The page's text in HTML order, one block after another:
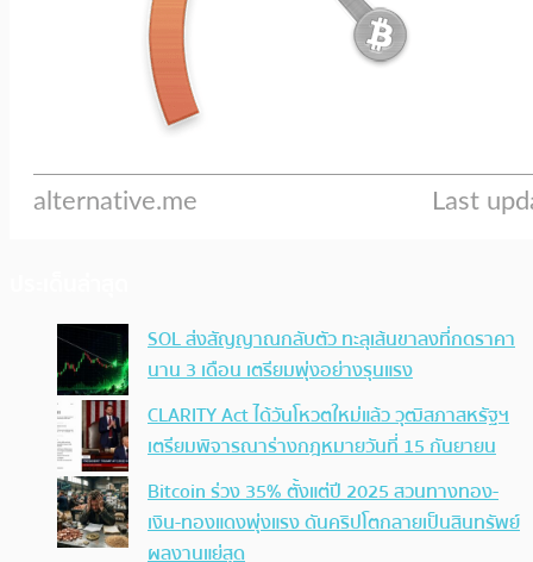
SOL ส่งสัญญาณกลับตัว ทะลุเส้นขาลงที่กดราคา
นาน 3 เดือน เตรียมพุ่งอย่างรุนแรง
CLARITY Act ได้วันโหวตใหม่แล้ว วุฒิสภาสหรัฐฯ
เตรียมพิจารณาร่างกฎหมายวันที่ 15 กันยายน
Bitcoin ร่วง 35% ตั้งแต่ปี 2025 สวนทางทอง-
เงิน-ทองแดงพุ่งแรง ดันคริปโตกลายเป็นสินทรัพย์
ผลงานแย่สุด